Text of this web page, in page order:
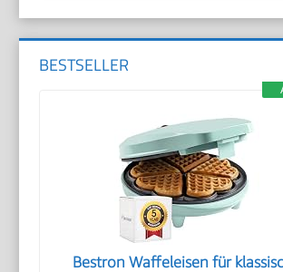
BESTSELLER
Bestron Waffeleisen für